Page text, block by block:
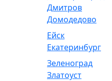
Дмитров
Домодедово
Ейск
Екатеринбург
Зеленоград
Златоуст